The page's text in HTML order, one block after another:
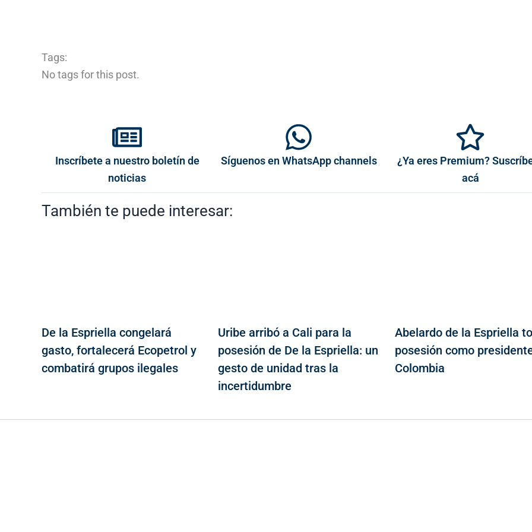
Tags:
No tags for this post.
Inscríbete a nuestro boletín de
noticias
Síguenos en WhatsApp channels
¿Ya eres Premium?
acá
También te puede interesar:
De la Espriella congelará
gasto, fortalecerá Ecopetrol y
combatirá grupos ilegales
Uribe arribó a Cali para la
posesión de De la Espriella: un
gesto de unidad tras la
incertidumbre
Abelardo de la Espriella
posesión como
Colombia